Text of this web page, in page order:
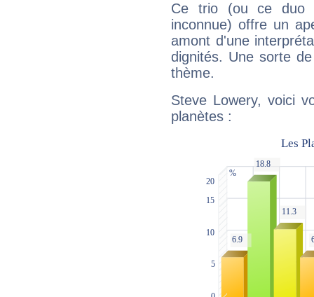
Ce trio (ou ce duo
inconnue) offre un
amont d'une
dignités. Une sorte
thème.
Steve Lowery, voici
planètes :